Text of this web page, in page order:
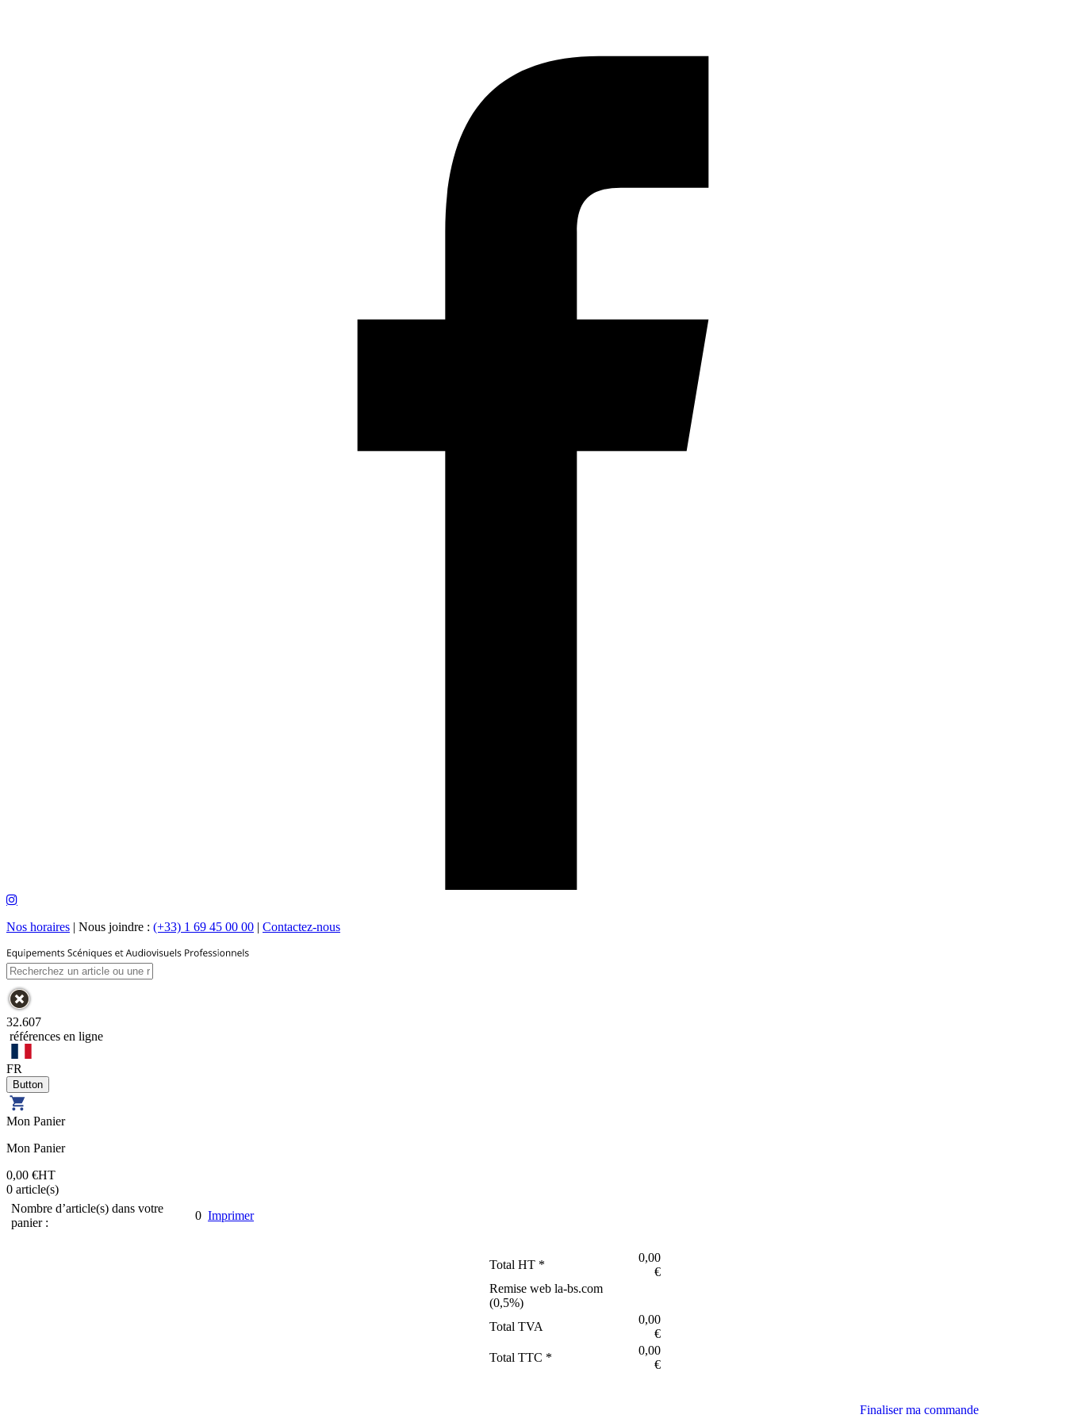
Nos horaires | Nous joindre : (+33) 1 69 45 00 00 | Contactez-nous
32.607
références en ligne
FR
Mon Panier
Mon Panier
0,00 €HT
0 article(s)
Nombre d’article(s) dans votre
panier :
0 Imprimer
Total HT *
0,00
€
Remise web la-bs.com
(0,5%)
Total TVA
0,00
€
Total TTC *
0,00
€
Finaliser ma commande